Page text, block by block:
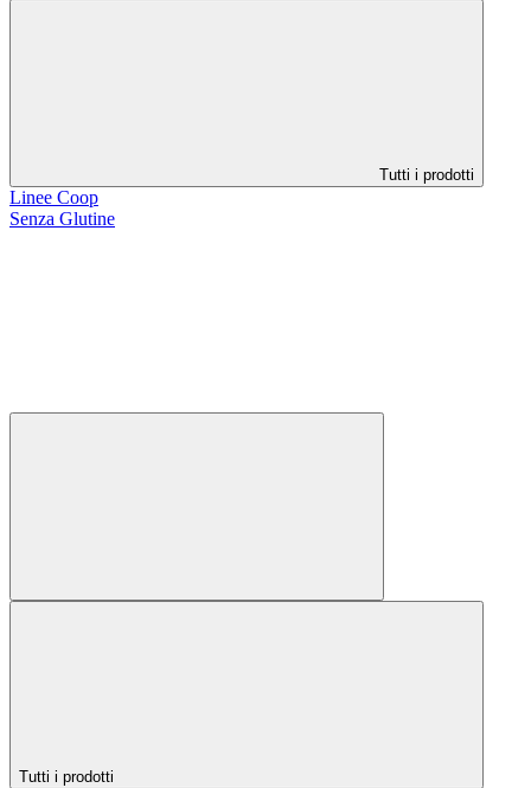
Tutti i prodotti
Linee Coop
Senza Glutine
Tutti i prodotti